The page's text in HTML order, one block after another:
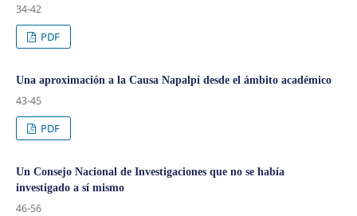
34-42
PDF
Una aproximación a la Causa Napalpí desde el ámbito académico
43-45
PDF
Un Consejo Nacional de Investigaciones que no se había
investigado a sí mismo
46-56